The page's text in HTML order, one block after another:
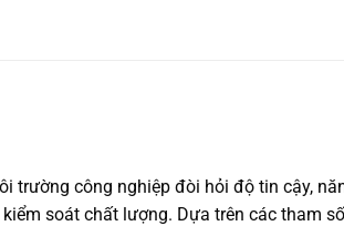
trường công nghiệp đòi hỏi độ tin cậy,
soát chất lượng. Dựa trên các tham